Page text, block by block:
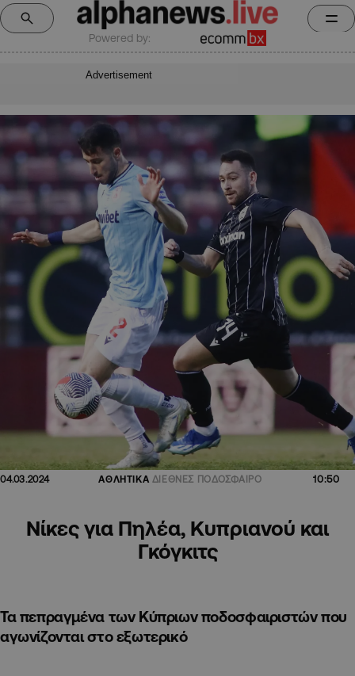
Powered by:
Advertisement
04.03.2024 ΑΘΛΗΤΙΚΑ ΔΙΕΘΝΕΣ ΠΟΔΟΣΦΑΙΡΟ 10:50
Νίκες για Πηλέα, Κυπριανού και
Γκόγκιτς
Τα πεπραγμένα των Κύπριων ποδοσφαιριστών που
αγωνίζονται στο εξωτερικό